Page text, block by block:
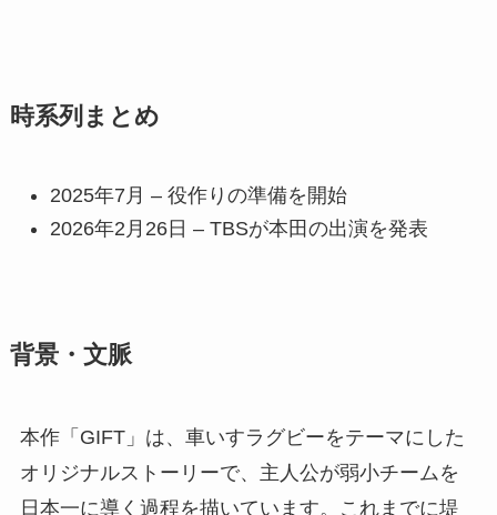
時系列まとめ
2025年7月 – 役作りの準備を開始
2026年2月26日 – TBSが本田の出演を発表
背景・文脈
本作「GIFT」は、車いすラグビーをテーマにした
オリジナルストーリーで、主人公が弱小チームを
日本一に導く過程を描いています。これまでに堤